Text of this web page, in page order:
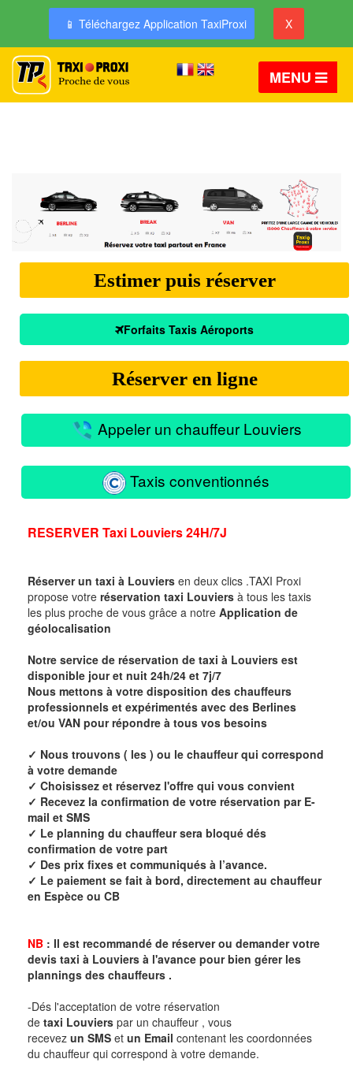
📱 Téléchargez Application TaxiProxi X
MENU
Estimer puis réserver
Forfaits Taxis Aéroports
Réserver en ligne
Appeler un chauffeur Louviers
Taxis conventionnés
RESERVER Taxi Louviers 24H/7J
Réserver un taxi à Louviers en deux clics .TAXI Proxi
propose votre réservation taxi Louviers à tous les taxis
les plus proche de vous grâce a notre Application de
géolocalisation
Notre service de réservation de taxi à Louviers est
disponible jour et nuit 24h/24 et 7j/7
Nous mettons à votre disposition des chauffeurs
professionnels et expérimentés avec des Berlines
et/ou VAN pour répondre à tous vos besoins
✓ Nous trouvons ( les ) ou le chauffeur qui correspond
à votre demande
✓ Choisissez et réservez l'offre qui vous convient
✓ Recevez la confirmation de votre réservation par E-
mail et SMS
✓ Le planning du chauffeur sera bloqué dés
confirmation de votre part
✓ Des prix fixes et communiqués à l’avance.
✓ Le paiement se fait à bord, directement au chauffeur
en Espèce ou CB
NB : Il est recommandé de réserver ou demander votre
devis taxi à Louviers à l'avance pour bien gérer les
plannings des chauffeurs .
-Dés l'acceptation de votre réservation
de taxi Louviers par un chauffeur , vous
recevez un SMS et un Email contenant les coordonnées
du chauffeur qui correspond à votre demande.